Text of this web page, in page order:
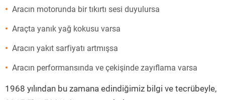
Aracın motorunda bir tıkırtı sesi duyulursa
Araçta yanık yağ kokusu varsa
Aracın yakıt sarfiyatı artmışsa
Aracın performansında ve çekişinde zayıflama varsa
1968 yılından bu zamana edindiğimiz bilgi ve tecrübeyle,